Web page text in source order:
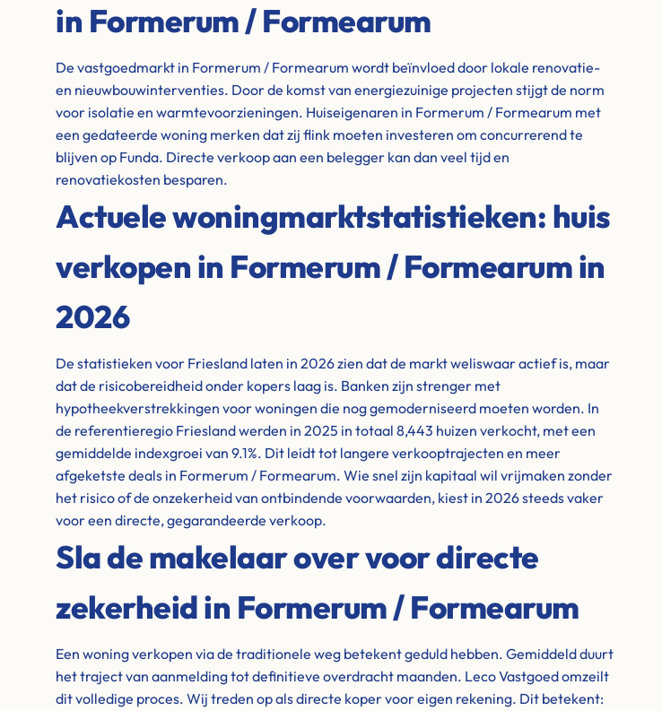
in Formerum / Formearum
De vastgoedmarkt in Formerum / Formearum wordt beïnvloed door lokale renovatie-
en nieuwbouwinterventies. Door de komst van energiezuinige projecten stijgt de norm
voor isolatie en warmtevoorzieningen. Huiseigenaren in Formerum / Formearum met
een gedateerde woning merken dat zij flink moeten investeren om concurrerend te
blijven op Funda. Directe verkoop aan een belegger kan dan veel tijd en
renovatiekosten besparen.
Actuele woningmarktstatistieken: huis
verkopen in Formerum / Formearum in
2026
De statistieken voor Friesland laten in 2026 zien dat de markt weliswaar actief is, maar
dat de risicobereidheid onder kopers laag is. Banken zijn strenger met
hypotheekverstrekkingen voor woningen die nog gemoderniseerd moeten worden. In
de referentieregio Friesland werden in 2025 in totaal 8,443 huizen verkocht, met een
gemiddelde indexgroei van 9.1%. Dit leidt tot langere verkooptrajecten en meer
afgeketste deals in Formerum / Formearum. Wie snel zijn kapitaal wil vrijmaken zonder
het risico of de onzekerheid van ontbindende voorwaarden, kiest in 2026 steeds vaker
voor een directe, gegarandeerde verkoop.
Sla de makelaar over voor directe
zekerheid in Formerum / Formearum
Een woning verkopen via de traditionele weg betekent geduld hebben. Gemiddeld duurt
het traject van aanmelding tot definitieve overdracht maanden. Leco Vastgoed omzeilt
dit volledige proces. Wij treden op als directe koper voor eigen rekening. Dit betekent: